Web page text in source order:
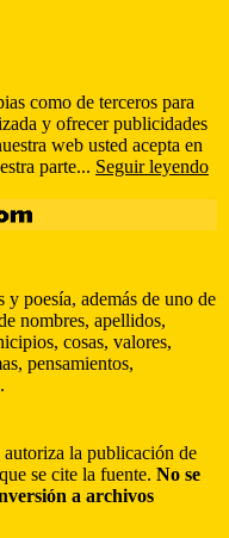
como de terceros para
y ofrecer publicidades
web usted acepta en
parte... Seguir leyendo
y poesía, además de uno de
nombres, apellidos,
cosas, valores,
pensamientos,
autoriza la publicación de
se cite la fuente. No se
a archivos